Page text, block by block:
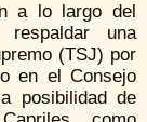
a lo largo del
una
(TSJ) por
en el Consejo
posibilidad de